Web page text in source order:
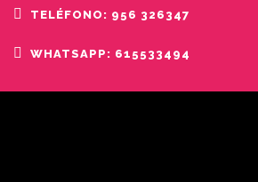
TELÉFONO: 956 326347
WHATSAPP: 615533494